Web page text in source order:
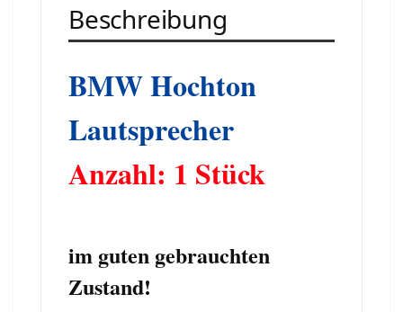
Beschreibung
BMW Hochton
Lautsprecher
Anzahl: 1 Stück
im guten gebrauchten
Zustand!